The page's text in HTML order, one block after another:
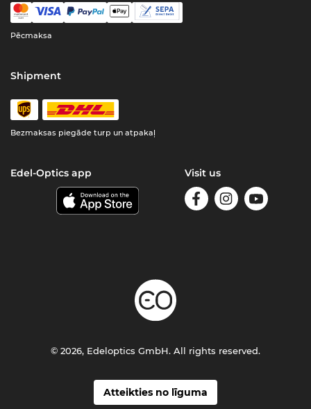
Pēcmaksa
Shipment
Bezmaksas piegāde turp un atpakaļ
Edel-Optics app Visit us
Atteikties no līguma
© 2026, Edeloptics GmbH. All rights reserved.